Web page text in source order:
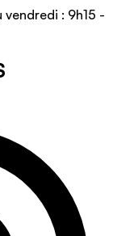
vendredi : 9h15 -